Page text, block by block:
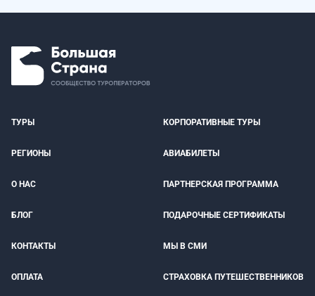
ТУРЫ КОРПОРАТИВНЫЕ ТУРЫ
РЕГИОНЫ АВИАБИЛЕТЫ
О НАС ПАРТНЕРСКАЯ ПРОГРАММА
БЛОГ ПОДАРОЧНЫЕ СЕРТИФИКАТЫ
КОНТАКТЫ МЫ В СМИ
ОПЛАТА СТРАХОВКА ПУТЕШЕСТВЕННИКОВ